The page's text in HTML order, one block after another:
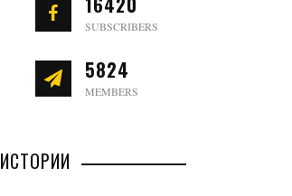
SUBSCRIBERS
5824
MEMBERS
ИСТОРИИ